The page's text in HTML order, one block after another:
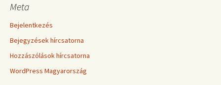
Meta
Bejelentkezés
Bejegyzések hírcsatorna
Hozzászólások hírcsatorna
WordPress Magyarország